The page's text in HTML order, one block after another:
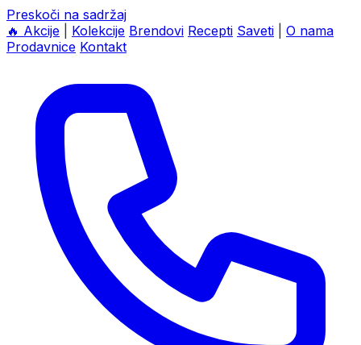
Preskoči na sadržaj
🔥 Akcije Kolekcije Brendovi Recepti Saveti
O nama
Prodavnice Kontakt